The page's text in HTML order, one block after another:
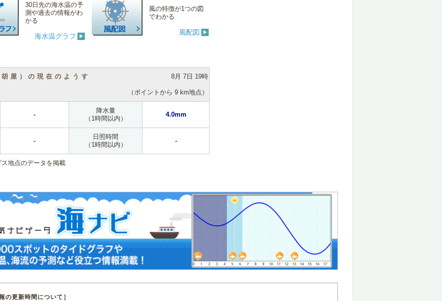
30日先の海水温の予
測や過去の情報がわ
かる
海水温グラフ
風の特徴が1つの図
でわかる
風配図
屋）の現在のようす 8月 7日 19時
（ポイントから 9 km地点）
-
降水量
（1時間以内）
4.0mm
-
日照時間
（1時間以内）
-
地点のデータを掲載
の更新時間について］